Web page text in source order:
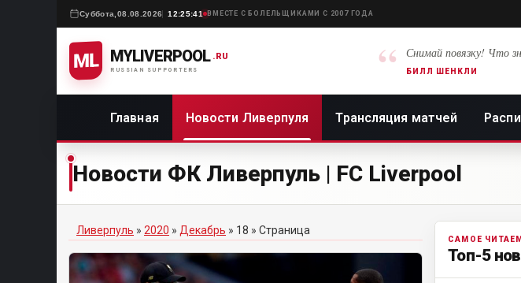
Суббота, 08.08.2026 12:25:41 ВМЕСТЕ С БОЛЕЛЬЩИКАМИ С 2007 ГОДА
ML MYLIVERPOOL
RUSSIAN SUPPORTERS
.RU “ Снимай повязку! Что
БИЛЛ ШЕНКЛИ
Главная Новости Ливерпуля Трансляция матчей
Новости ФК Ливерпуль | FC Liverpool
Ливерпуль » 2020 » Декабрь » 18 » Страница
САМОЕ
Топ-5